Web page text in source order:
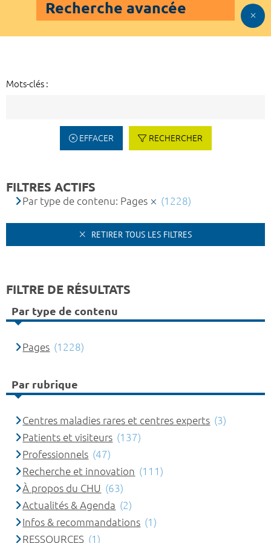
Recherche avancée
Mots-clés :
EFFACER RECHERCHER
FILTRES ACTIFS
Par type de contenu: Pages (1228)
RETIRER TOUS LES FILTRES
FILTRE DE RÉSULTATS
Par type de contenu
Pages (1228)
Par rubrique
Centres maladies rares et centres experts (3)
Patients et visiteurs (137)
Professionnels (47)
Recherche et innovation (111)
À propos du CHU (63)
Actualités & Agenda (2)
Infos & recommandations (1)
RESSOURCES (1)